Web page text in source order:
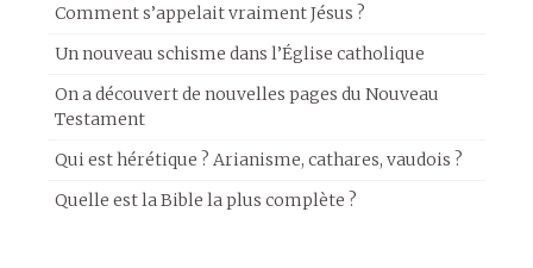
Comment s’appelait vraiment Jésus ?
Un nouveau schisme dans l’Église catholique
On a découvert de nouvelles pages du Nouveau
Testament
Qui est hérétique ? Arianisme, cathares, vaudois ?
Quelle est la Bible la plus complète ?